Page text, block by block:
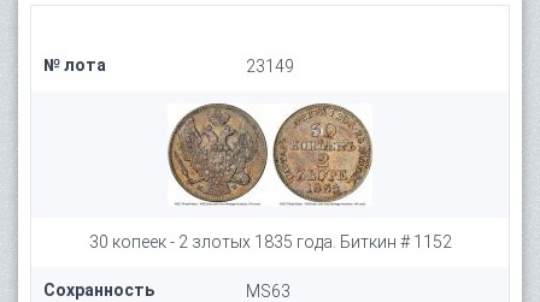
№ лота 23149
30 копеек - 2 злотых 1835 года. Биткин # 1152
Сохранность
MS63